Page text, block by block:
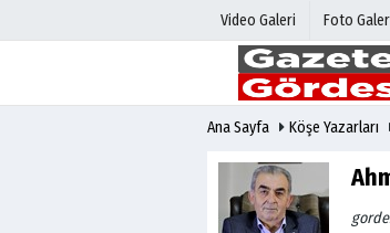
Video Galeri Foto
Ana Sayfa Köşe Yazarları